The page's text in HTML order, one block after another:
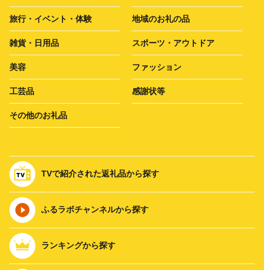
旅行・イベント・体験 地域のお礼の品
雑貨・日用品 スポーツ・アウトドア
美容 ファッション
工芸品 感謝状等
その他のお礼品
TVで紹介された返礼品から探す
ふるラボチャンネルから探す
ランキングから探す